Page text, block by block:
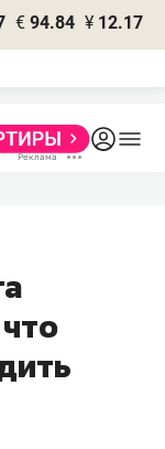
€ 94.84 ¥ 12.17